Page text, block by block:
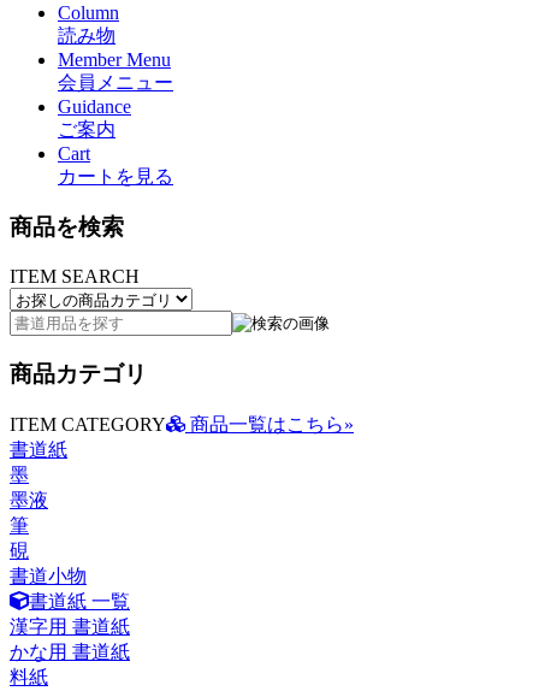
Column
読み物
Member Menu
会員メニュー
Guidance
ご案内
Cart
カートを見る
商品を検索
ITEM SEARCH
商品カテゴリ
ITEM CATEGORY
商品一覧はこちら»
書道紙
墨
墨液
筆
硯
書道小物
書道紙 一覧
漢字用 書道紙
かな用 書道紙
料紙